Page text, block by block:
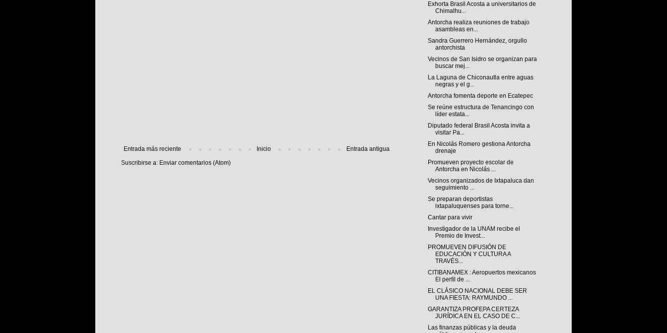
Entrada más reciente Entrada antigua
Inicio
Suscribirse a: Enviar comentarios (Atom)
Exhorta Brasil Acosta a universitarios de
Chimalhu...
Antorcha realiza reuniones de trabajo
asambleas en...
Sandra Guerrero Hernández, orgullo
antorchista
Vecinos de San Isidro se organizan para
buscar mej...
La Laguna de Chiconautla entre aguas
negras y el g...
Antorcha fomenta deporte en Ecatepec
Se reúne estructura de Tenancingo con
líder estata...
Diputado federal Brasil Acosta invita a
visitar Pa...
En Nicolás Romero gestiona Antorcha
drenaje
Promueven proyecto escolar de
Antorcha en Nicolás ...
Vecinos organizados de Ixtapaluca dan
seguimiento ...
Se preparan deportistas
ixtapaluquenses para torne...
Cantar para vivir
Investigador de la UNAM recibe el
Premio de Invest...
PROMUEVEN DIFUSIÓN DE
EDUCACIÓN Y CULTURA A
TRAVÉS...
CITIBANAMEX : Aeropuertos mexicanos
El perfil de ...
EL CLÁSICO NACIONAL DEBE SER
UNA FIESTA: RAYMUNDO ...
GARANTIZA PROFEPA CERTEZA
JURÍDICA EN EL CASO DE C...
Las finanzas públicas y la deuda